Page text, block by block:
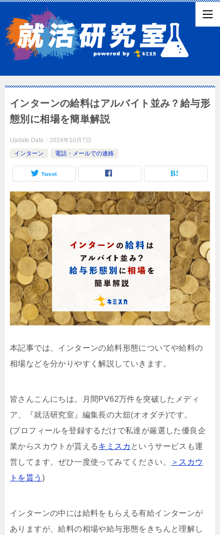
インターンの給料はアルバイト並み？給与形
態別に相場を簡単解説
Update Date： 2024年10月7日
インターン
電話・メールでの連絡
Tweet
本記事では、インターンの給料形態についてや給料の
相場などを分かりやすく解説していきます。
皆さんこんにちは。月間PV62万件を突破したメディ
ア、『就活研究室』編集長の大舘(オオダチ)です。
(プロフィールを登録するだけで私達が厳選した優良企
業からスカウトが貰えるキミスカ というサービスも運
営してます。ぜひ一度使ってみてください。
＞スカウ
トを貰う )
インターンの中には給料をもらえる有給インターンが
ありますが、給料の相場や給与形態をきちんと理解し